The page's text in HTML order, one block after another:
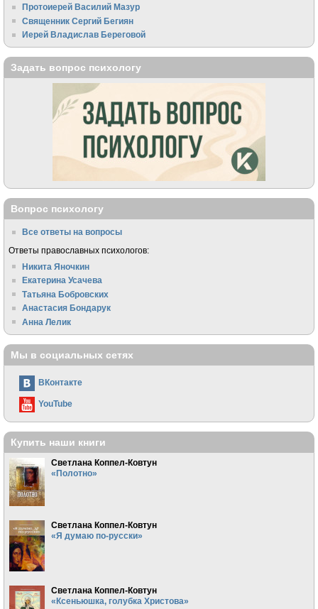
Протоиерей Василий Мазур
Священник Сергий Бегиян
Иерей Владислав Береговой
Задать вопрос психологу
Вопрос психологу
Все ответы на вопросы
Ответы православных психологов:
Никита Яночкин
Екатерина Усачева
Татьяна Бобровских
Анастасия Бондарук
Анна Лелик
Мы в социальных сетях
ВКонтакте
YouTube
Купить наши книги
Светлана Коппел-Ковтун
«Полотно»
Светлана Коппел-Ковтун
«Я думаю по-русски»
Светлана Коппел-Ковтун
«Ксеньюшка, голубка Христова»